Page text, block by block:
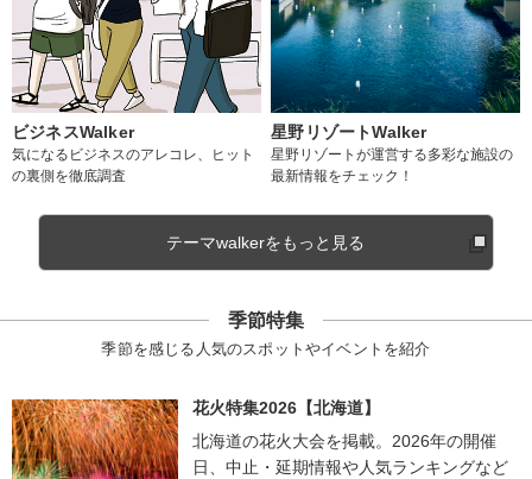
ビジネスWalker
気になるビジネスのアレコレ、ヒット
の裏側を徹底調査
星野リゾートWalker
星野リゾートが運営する多彩な施設の
最新情報をチェック！
テーマwalkerをもっと見る
季節特集
季節を感じる人気のスポットやイベントを紹介
花火特集2026【北海道】
北海道の花火大会を掲載。2026年の開催
日、中止・延期情報や人気ランキングなど